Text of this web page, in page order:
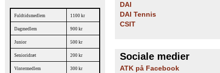
Fuldtidsmedlem 1100 kr
Dagmedlem 900 kr
Junior 500 kr
Senioridræt 200 kr
Vintermedlem 300 kr
DAI
DAI Tennis
CSIT
Sociale medier
ATK på Facebook